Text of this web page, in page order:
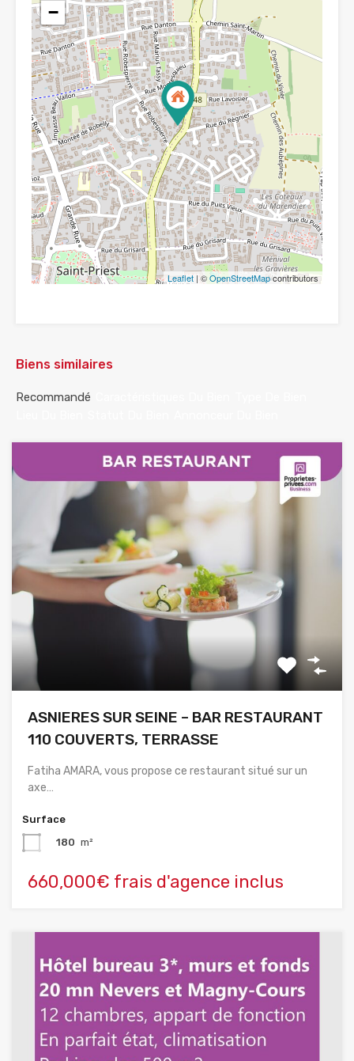
−
Leaflet| ©OpenStreetMapcontributors
Biens similaires
Recommandé
ASNIERES SUR SEINE – BAR RESTAURANT
110 COUVERTS, TERRASSE
Fatiha AMARA, vous propose ce restaurant situé sur un
axe…
Surface
180 m²
660,000€ frais d'agence inclus